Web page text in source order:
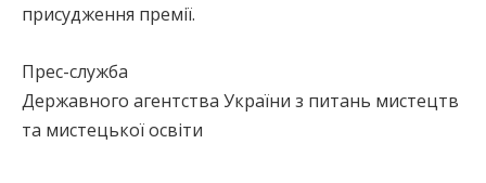
присудження премії.
Прес-служба
Державного агентства України з питань мистецтв
та мистецької освіти